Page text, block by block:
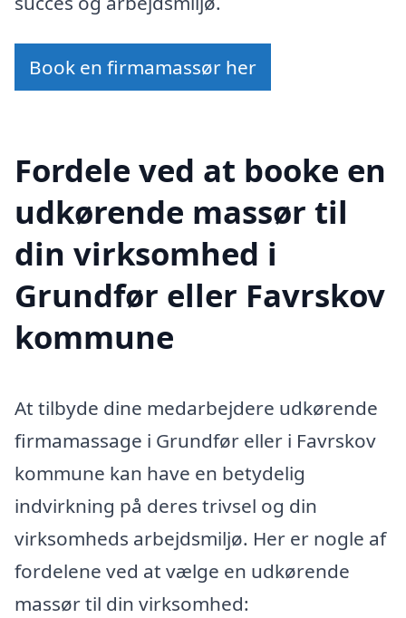
Book en firmamassør her
Fordele ved at booke en
udkørende massør til
din virksomhed i
Grundfør eller Favrskov
kommune
At tilbyde dine medarbejdere udkørende
firmamassage i Grundfør eller i Favrskov
kommune kan have en betydelig
indvirkning på deres trivsel og din
virksomheds arbejdsmiljø. Her er nogle af
fordelene ved at vælge en udkørende
massør til din virksomhed: